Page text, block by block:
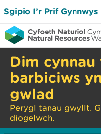
Sgipio I’r Prif Gynnwys
Dim cynnau
barbiciws
gwlad
Perygl tanau gwyllt.
diogelwch.